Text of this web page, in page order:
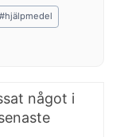
#hjälpmedel
något i